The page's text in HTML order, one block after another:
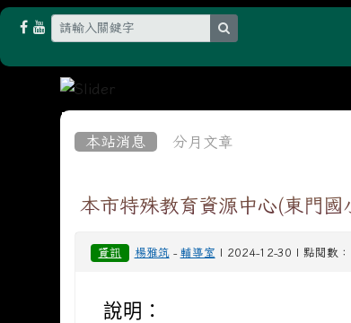
本站消息 分月文章
本市特殊教育資源中心(東門
資訊 楊雅筑- 輔導室 | 2024-12-30 | 點閱數
說明：